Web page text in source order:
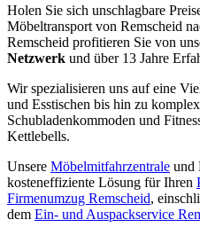
Holen Sie sich unschlagbare
Möbeltransport von Remscheid
Remscheid profitieren Sie von
Netzwerk und über 13 Jahre
Wir spezialisieren uns auf eine
und Esstischen bis hin zu
Schubladenkommoden und
Kettlebells.
Unsere Möbelmitfahrzentrale und
kosteneffiziente Lösung für Ihren
Firmenumzug Remscheid,
dem Ein- und Auspackservice